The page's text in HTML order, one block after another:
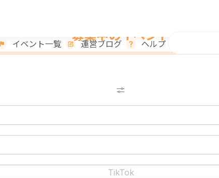
イベント一覧 運営ブログ ヘルプ
募集中のイベント
TikTok